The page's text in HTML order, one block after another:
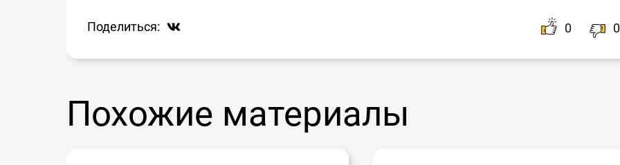
Поделиться: 0 0
Похожие материалы